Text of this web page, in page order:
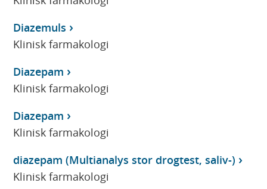
Diazemuls
Klinisk farmakologi
Diazepam
Klinisk farmakologi
Diazepam
Klinisk farmakologi
diazepam (Multianalys stor drogtest, saliv-)
Klinisk farmakologi